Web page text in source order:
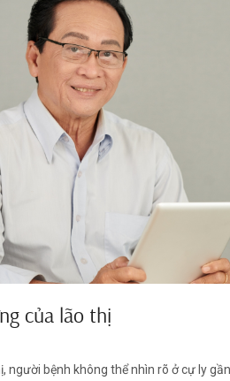
của lão thị
người bệnh không thể nhìn rõ ở cự ly